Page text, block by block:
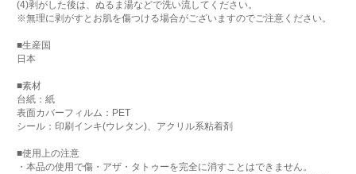
(4)剥がした後は、ぬるま湯などで洗い流してください。
※無理に剥がすとお肌を傷つける場合がございますのでご注意ください。
■生産国
日本
■素材
台紙：紙
表面カバーフィルム：PET
シール：印刷インキ(ウレタン)、アクリル系粘着剤
■使用上の注意
・本品の使用で傷・アザ・タトゥーを完全に消すことはできません。